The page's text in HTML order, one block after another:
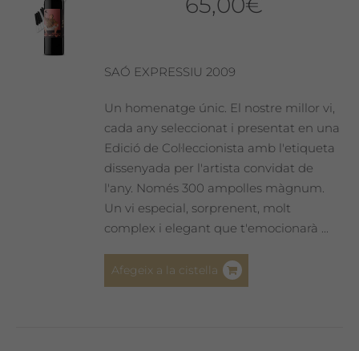
SAÓ EXPRESSIU 2009
Un homenatge únic. El nostre millor vi,
cada any seleccionat i presentat en una
Edició de Col·leccionista amb l'etiqueta
dissenyada per l'artista convidat de
l'any. Només 300 ampolles màgnum.
Un vi especial, sorprenent, molt
complex i elegant que t'emocionarà ...
Afegeix a la cistella